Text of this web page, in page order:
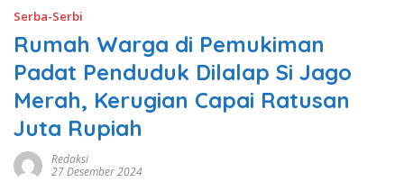
Serba-Serbi
Rumah Warga di Pemukiman
Padat Penduduk Dilalap Si Jago
Merah, Kerugian Capai Ratusan
Juta Rupiah
Redaksi
27 Desember 2024